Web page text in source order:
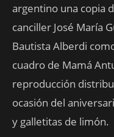
argentino una copia
canciller José María
Bautista Alberdi
cuadro de Mamá
reproducción
ocasión del
y galletitas de limón.